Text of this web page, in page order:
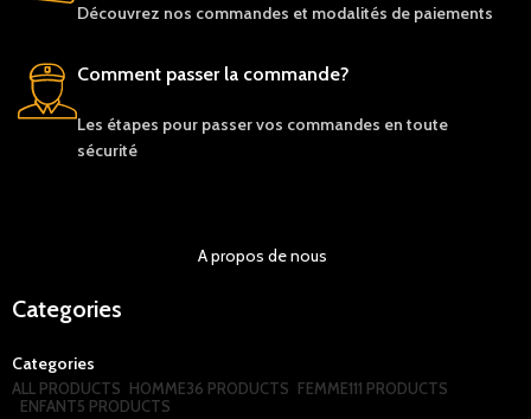
Découvrez nos commandes et modalités de paiements
Comment passer la commande?
Les étapes pour passer vos commandes en toute
sécurité
A propos de nous
Categories
Categories
ALL PRODUCTS HOMME36 PRODUCTS FEMME111 PRODUCTS
ENFANT5 PRODUCTS